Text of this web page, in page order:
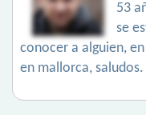
53
se
conocer a alguien,
en mallorca, saludos.